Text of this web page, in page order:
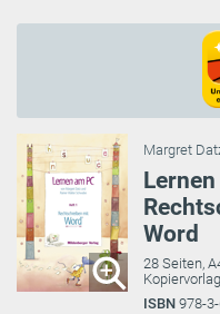
Margret
Word
28 Seiten,
ISBN 978-